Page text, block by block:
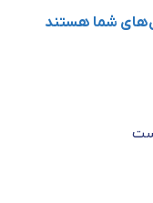
شما هستند